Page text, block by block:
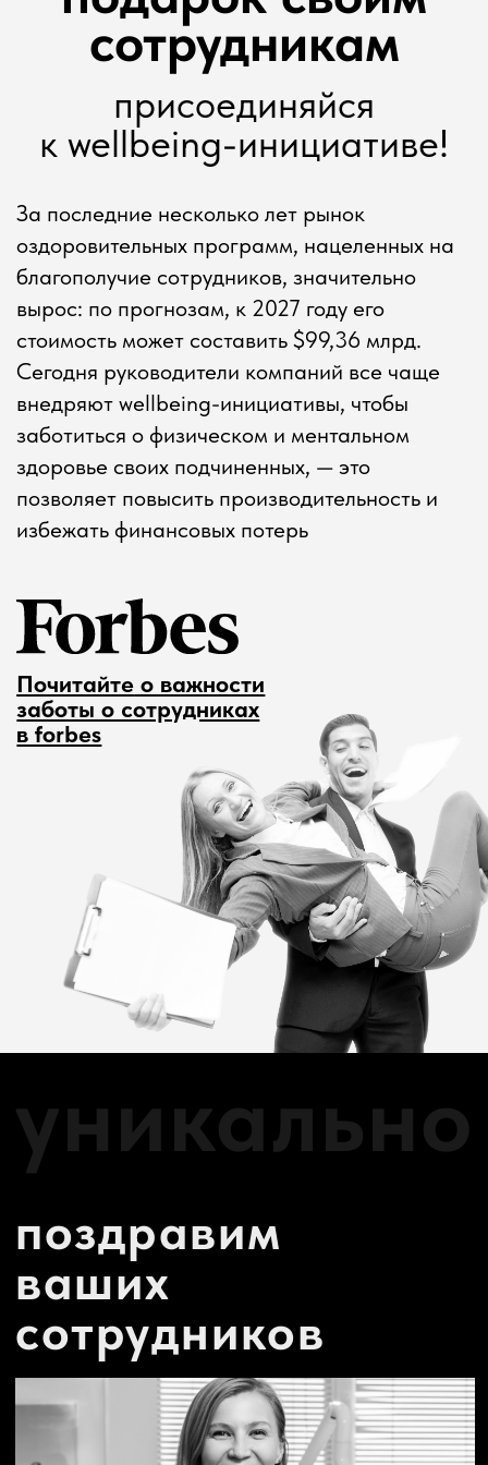
ОБУЧАЕМ УХОДУ
ЗА ПОЛОСТЬЮ РТА
В ДОМАШНИХ
При первом визите в
полостью рта, которыми
вы пользуетесь
Врач после осмотра
расскажет и
порекомендует
подходящие средства в
зависимости от ваших
индивидуальных
показателей
Первый визит
подробнее
ХОТИТЕ УЗНАТЬ НАС
ПОБЛИЖЕ?
С НАМИ НЕ ТОЛЬКО ПОЛЕЗНО,
НО И ИНТЕРЕСНО! ДАВАЙТЕ
ДРУЖИТЬ!
Здесь вы будете Здесь вы сможете